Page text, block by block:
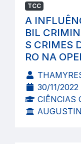
TCC
A
BIL
S CRIMES
RO NA
30/11/2022
CIÊNCIAS